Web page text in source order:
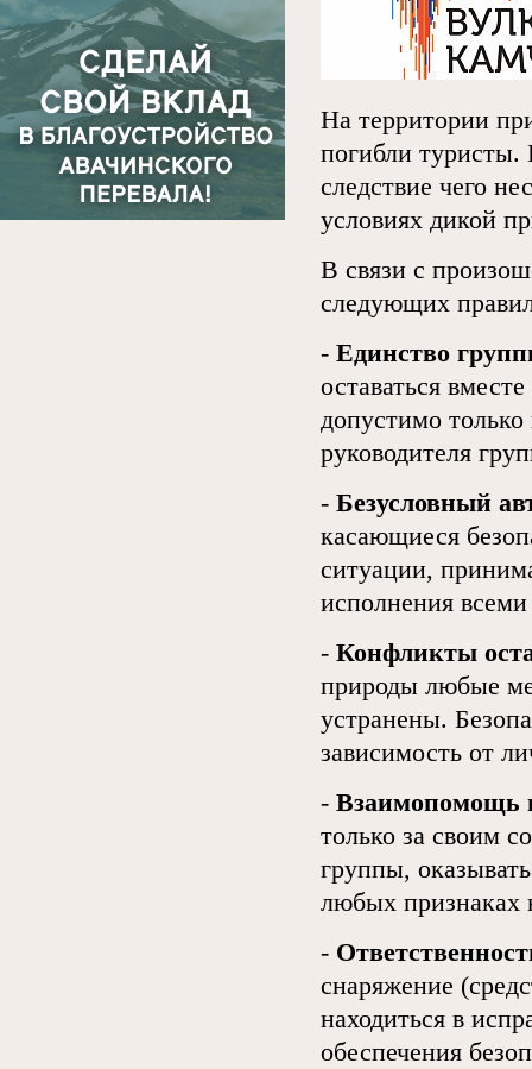
На территории
погибли туристы.
следствие чего
условиях дикой
В связи с
следующих
- Единство
оставаться
допустимо
руководителя
- Безусловный
касающиеся
ситуации,
исполнения
- Конфликты
природы любые
устранены.
зависимость от
- Взаимопомощь
только за своим
группы,
любых признаках
-
снаряжение
находиться в
обеспечения